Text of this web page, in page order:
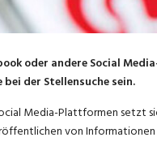
oder andere Social
der Stellensuche sein.
Media-Plattformen setzt
von